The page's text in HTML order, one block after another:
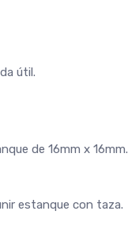
útil.
de 16mm x 16mm.
estanque con taza.